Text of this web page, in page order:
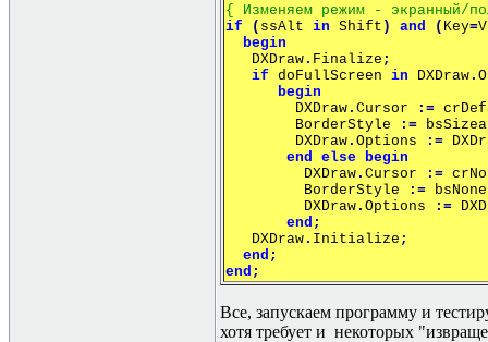
{ Изменяем режим - экранный/
if
( ssAlt in Shift ) and ( Key=
begin
DXDraw . Finalize ;
if doFullScreen in DXDraw .
begin
DXDraw . Cursor :=
BorderStyle
:=
DXDraw . Options :=
end
else
begin
DXDraw . Cursor :=
BorderStyle
:= bsNone
DXDraw . Options :=
end ;
DXDraw . Initialize ;
end ;
end ;
Все, запускаем программу и
хотя требует и некоторых